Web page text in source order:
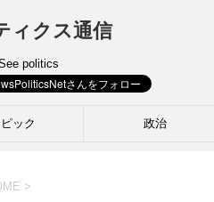
ィクス通信
politics
ピック 政治
>